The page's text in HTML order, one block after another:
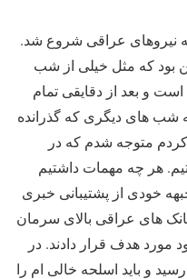
نیروهای عراقی شروع شد.
بود که مثل خیلی از شب
و بعد از دقایقی تمام
شب های دیگری که گذرانده
متوجه شدم که در
هر چه مهمات داشتیم
خودی از پشتیبانی خبری
های عراقی بالای سرمان
مورد هدف قرار دادند. در
و باید اسلحه خالی ام را